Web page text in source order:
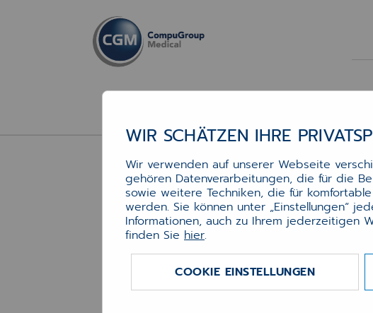
Toner
für bis zu
und kann
WIR SCHÄTZEN IHRE
Wir verwenden auf unserer Webseite
gehören Datenverarbeitungen, die für die
sowie weitere Techniken, die für
werden. Sie können unter „Einstellungen“
Informationen, auch zu Ihrem jederzeitigen
finden Sie hier.
COOKIE EINSTELLUNGEN